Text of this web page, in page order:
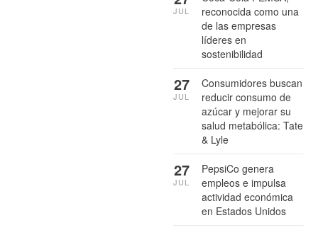
reconocida como una
de las empresas
líderes en
sostenibilidad
JUL
Consumidores buscan
reducir consumo de
azúcar y mejorar su
salud metabólica: Tate
& Lyle
27
JUL
PepsiCo genera
empleos e impulsa
actividad económica
en Estados Unidos
27
JUL